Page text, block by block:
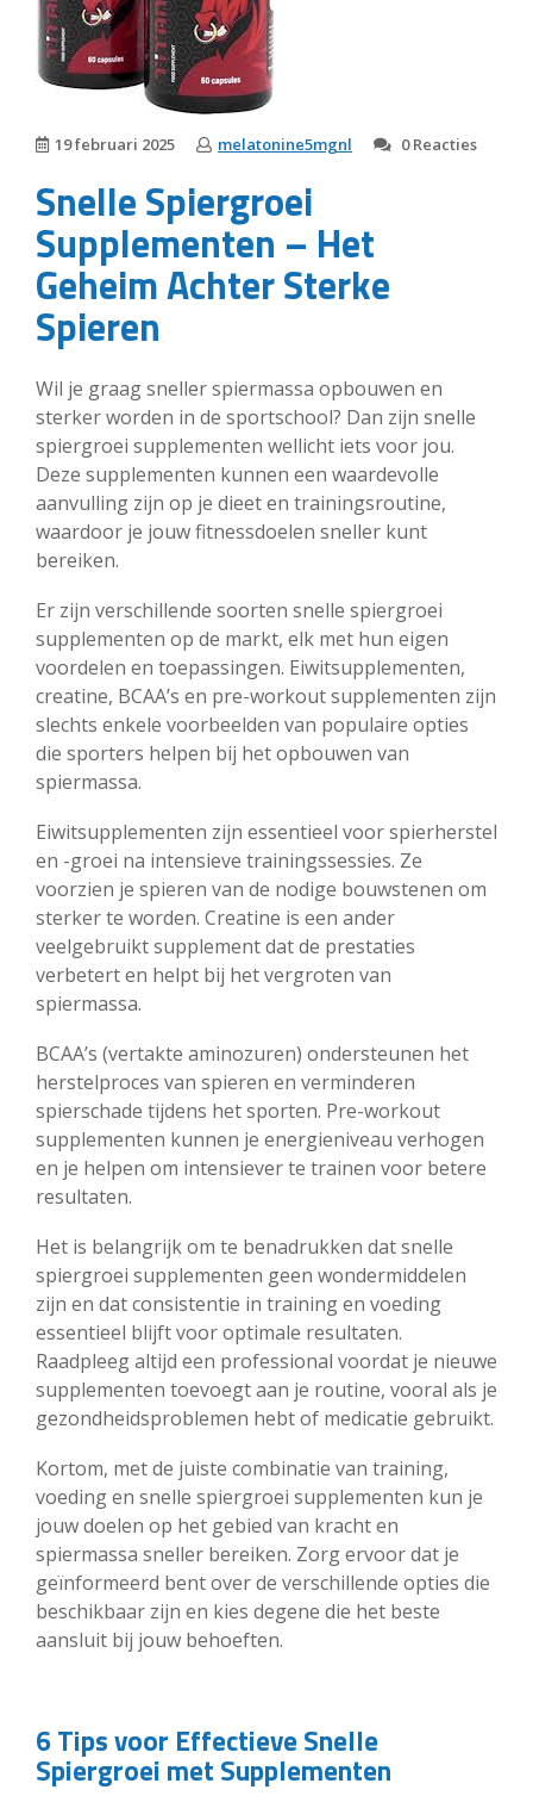
19 februari 2025 melatonine5mgnl 0 Reacties
Snelle Spiergroei
Supplementen – Het
Geheim Achter Sterke
Spieren
Wil je graag sneller spiermassa opbouwen en
sterker worden in de sportschool? Dan zijn snelle
spiergroei supplementen wellicht iets voor jou.
Deze supplementen kunnen een waardevolle
aanvulling zijn op je dieet en trainingsroutine,
waardoor je jouw fitnessdoelen sneller kunt
bereiken.
Er zijn verschillende soorten snelle spiergroei
supplementen op de markt, elk met hun eigen
voordelen en toepassingen. Eiwitsupplementen,
creatine, BCAA’s en pre-workout supplementen zijn
slechts enkele voorbeelden van populaire opties
die sporters helpen bij het opbouwen van
spiermassa.
Eiwitsupplementen zijn essentieel voor spierherstel
en -groei na intensieve trainingssessies. Ze
voorzien je spieren van de nodige bouwstenen om
sterker te worden. Creatine is een ander
veelgebruikt supplement dat de prestaties
verbetert en helpt bij het vergroten van
spiermassa.
BCAA’s (vertakte aminozuren) ondersteunen het
herstelproces van spieren en verminderen
spierschade tijdens het sporten. Pre-workout
supplementen kunnen je energieniveau verhogen
en je helpen om intensiever te trainen voor betere
resultaten.
Het is belangrijk om te benadrukken dat snelle
spiergroei supplementen geen wondermiddelen
zijn en dat consistentie in training en voeding
essentieel blijft voor optimale resultaten.
Raadpleeg altijd een professional voordat je nieuwe
supplementen toevoegt aan je routine, vooral als je
gezondheidsproblemen hebt of medicatie gebruikt.
Kortom, met de juiste combinatie van training,
voeding en snelle spiergroei supplementen kun je
jouw doelen op het gebied van kracht en
spiermassa sneller bereiken. Zorg ervoor dat je
geïnformeerd bent over de verschillende opties die
beschikbaar zijn en kies degene die het beste
aansluit bij jouw behoeften.
6 Tips voor Effectieve Snelle
Spiergroei met Supplementen